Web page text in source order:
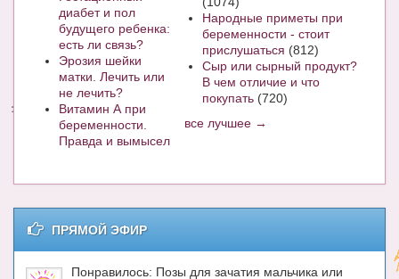
диабет и пол
будущего ребенка:
есть ли связь?
Эрозия шейки
матки. Лечить или
не лечить?
Витамин А при
беременности.
Правда и вымысел
Народные приметы при
беременности - стоит
прислушаться (812)
Сыр или сырный продукт?
В чем отличие и что
покупать (720)
все лучшее →
ПРЯМОЙ ЭФИР
Понравилось: Позы для зачатия мальчика или